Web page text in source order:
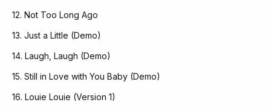
12. Not Too Long Ago
13. Just a Little (Demo)
14. Laugh, Laugh (Demo)
15. Still in Love with You Baby (Demo)
16. Louie Louie (Version 1)